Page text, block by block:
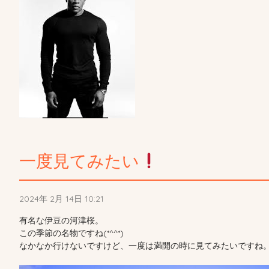
一度見てみたい
2024年 2月 14日 10:21
有名な伊豆の河津桜。
この季節の名物ですね(*^^*)
なかなか行けないですけど、一度は満開の時に見てみたいですね